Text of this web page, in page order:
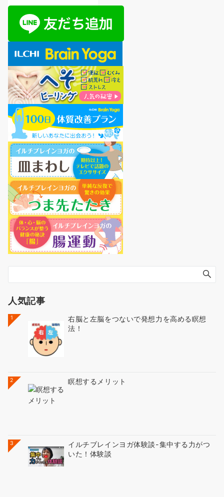
人気記事
1
右脳と左脳をつないで発想力を高める瞑想
法！
2 瞑想するメリット
3
イルチブレインヨガ体験談-集中する力がつ
いた！体験談